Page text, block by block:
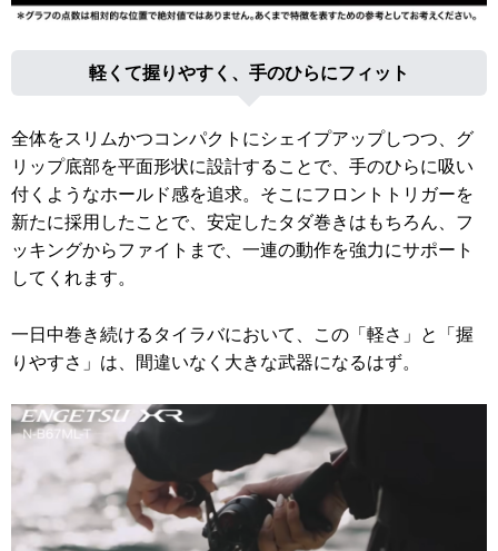
軽くて握りやすく、手のひらにフィット
全体をスリムかつコンパクトにシェイプアップしつつ、グ
リップ底部を平面形状に設計することで、手のひらに吸い
付くようなホールド感を追求。そこにフロントトリガーを
新たに採用したことで、安定したタダ巻きはもちろん、フ
ッキングからファイトまで、一連の動作を強力にサポート
してくれます。
一日中巻き続けるタイラバにおいて、この「軽さ」と「握
りやすさ」は、間違いなく大きな武器になるはず。